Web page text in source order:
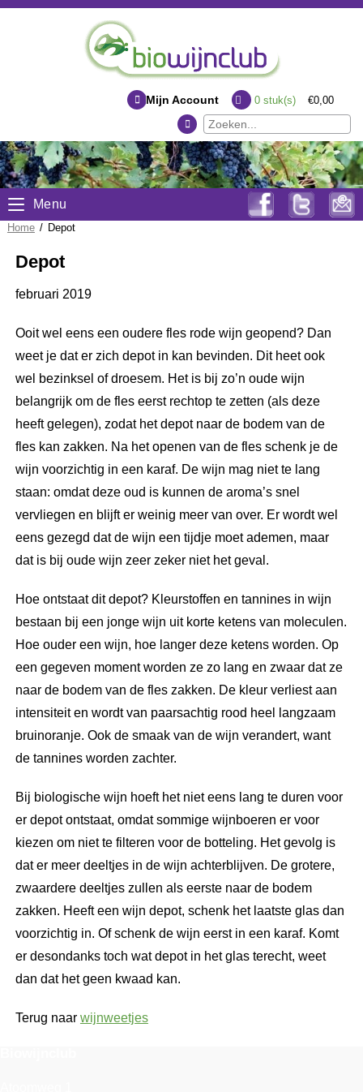
Mijn Account 0stuk(s) €0,00
Menu
Home / Depot
Depot
februari 2019
Ooit wel eens een oudere fles rode wijn geopend? Dan
weet je dat er zich depot in kan bevinden. Dit heet ook
wel bezinksel of droesem. Het is bij zo’n oude wijn
belangrijk om de fles eerst rechtop te zetten (als deze
heeft gelegen), zodat het depot naar de bodem van de
fles kan zakken. Na het openen van de fles schenk je de
wijn voorzichtig in een karaf. De wijn mag niet te lang
staan: omdat deze oud is kunnen de aroma’s snel
vervliegen en blijft er weinig meer van over. Er wordt wel
eens gezegd dat de wijn een tijdje moet ademen, maar
dat is bij oude wijn zeer zeker niet het geval.
Hoe ontstaat dit depot? Kleurstoffen en tannines in wijn
bestaan bij een jonge wijn uit korte ketens van moleculen.
Hoe ouder een wijn, hoe langer deze ketens worden. Op
een gegeven moment worden ze zo lang en zwaar dat ze
naar de bodem van de fles zakken. De kleur verliest aan
intensiteit en wordt van paarsachtig rood heel langzaam
bruinoranje. Ook de smaak van de wijn verandert, want
de tannines worden zachter.
Bij biologische wijn hoeft het niet eens lang te duren voor
er depot ontstaat, omdat sommige wijnboeren er voor
kiezen om niet te filteren voor de botteling. Het gevolg is
dat er meer deeltjes in de wijn achterblijven. De grotere,
zwaardere deeltjes zullen als eerste naar de bodem
zakken. Heeft een wijn depot, schenk het laatste glas dan
voorzichtig in. Of schenk de wijn eerst in een karaf. Komt
er desondanks toch wat depot in het glas terecht, weet
dan dat het geen kwaad kan.
Terug naar wijnweetjes